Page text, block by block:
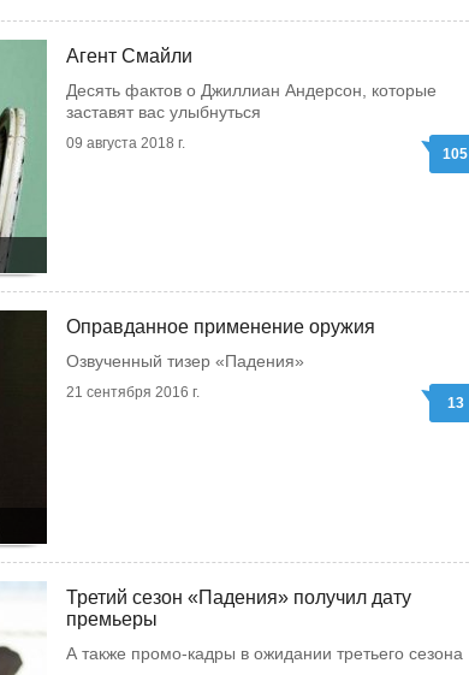
Агент Смайли
Десять фактов о Джиллиан Андерсон, которые
заставят вас улыбнуться
09 августа 2018 г.
105
Оправданное применение оружия
Озвученный тизер «Падения»
21 сентября 2016 г.
13
Третий сезон «Падения» получил дату
премьеры
А также промо-кадры в ожидании третьего сезона